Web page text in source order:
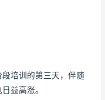
培训的第三天，伴随
益高涨。